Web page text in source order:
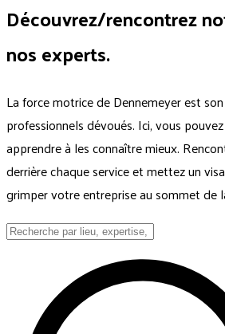
Découvrez/rencontrez
nos experts.
La force motrice de Dennemeyer est
professionnels dévoués. Ici, vous
apprendre à les connaître mieux.
derrière chaque service et mettez un
grimper votre entreprise au sommet de